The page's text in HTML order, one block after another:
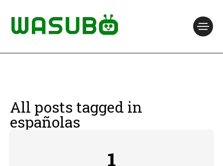
All posts tagged in
españolas
1